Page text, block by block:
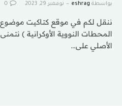
بواسطة eshrag نوفمبر 29, 2023 0
ننقل لكم في موقع كتاكيت موضوع
المحطات النووية الأوكرانية )
الأصلي على…